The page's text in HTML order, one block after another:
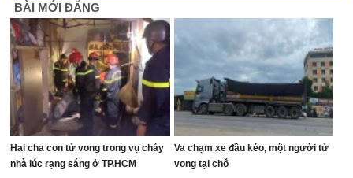
BÀI MỚI ĐĂNG
Hai cha con tử vong trong vụ cháy
nhà lúc rạng sáng ở TP.HCM
Va chạm xe đầu kéo, một người tử
vong tại chỗ